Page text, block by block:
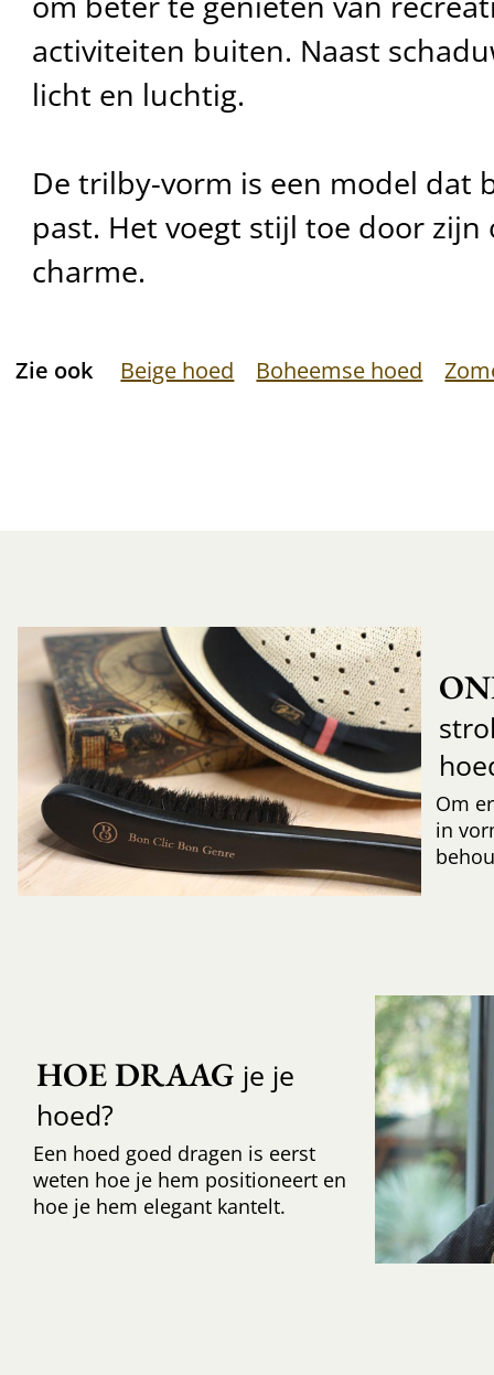
activiteiten buiten. Naast
licht en luchtig.
De trilby-vorm is een model dat
past. Het voegt stijl toe door
charme.
Zie ook Beige hoed Boheemse hoed
Om
in
HOE DRAAG je je
hoed?
Een hoed goed dragen is eerst
weten hoe je hem positioneert en
hoe je hem elegant kantelt.